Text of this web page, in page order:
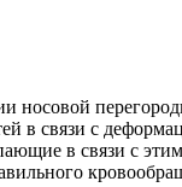
в связи с
в связи с